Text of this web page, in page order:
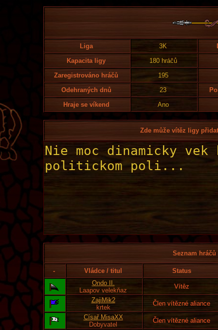
Liga 3K
Kapacita ligy
180 hráčů
Zaregistrováno hráčů
195
Odehraných dnů
23
Hraje se víkend
Ano
Zde může vítěz ligy
Seznam
- Vládce / titul
Status
Ondo II.
Laapov velekňaz
Vítěz
ZajiMik2
krtek
Člen vítězné aliance
Císař MisaXX
Dobyvatel
Člen vítězné aliance